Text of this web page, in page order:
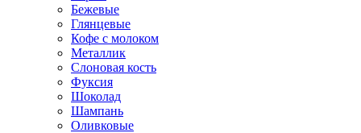
Бежевые
Глянцевые
Кофе с молоком
Металлик
Слоновая кость
Фуксия
Шоколад
Шампань
Оливковые